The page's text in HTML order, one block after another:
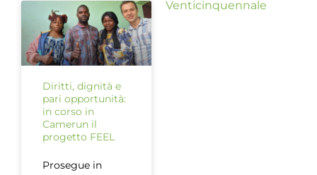
Diritti, dignità e
pari opportunità:
in corso in
Camerun il
progetto FEEL
Prosegue in
Venticinquennale